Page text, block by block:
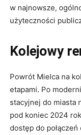
w najnowsze,
użyteczności
Kolejowy
Powrót Mielca na
etapami. Po
stacyjnej do miasta
pod koniec 2024
dostęp do